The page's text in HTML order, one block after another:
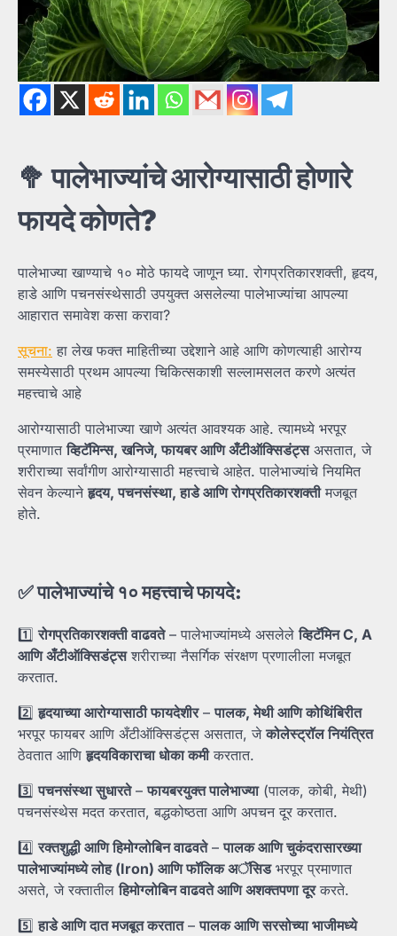
🥦पालेभाज्यांचेआरोग्यासाठीहोणारे
फायदेकोणते?
पालेभाज्या खाण्याचे १० मोठे फायदे जाणून घ्या. रोगप्रतिकारशक्ती, हृदय,
हाडे आणि पचनसंस्थेसाठी उपयुक्त असलेल्या पालेभाज्यांचा आपल्या
आहारात समावेश कसा करावा?
सूचना: हा लेख फक्त माहितीच्या उद्देशाने आहे आणि कोणत्याही आरोग्य
समस्येसाठी प्रथम आपल्या चिकित्सकाशी सल्लामसलत करणे अत्यंत
महत्त्वाचे आहे
आरोग्यासाठी पालेभाज्या खाणे अत्यंत आवश्यक आहे. त्यामध्ये भरपूर
प्रमाणातव्हिटॅमिन्स,खनिजे,फायबरआणिअँटीऑक्सिडंट्सअसतात, जे
शरीराच्या सर्वांगीण आरोग्यासाठी महत्त्वाचे आहेत. पालेभाज्यांचे नियमित
सेवन केल्यानेहृदय,पचनसंस्था,हाडेआणिरोगप्रतिकारशक्तीमजबूत
होते.
✅पालेभाज्यांचे १०महत्त्वाचेफायदे:
1️⃣रोगप्रतिकारशक्तीवाढवते– पालेभाज्यांमध्ये असलेलेव्हिटॅमिन C, A
आणिअँटीऑक्सिडंट्सशरीराच्या नैसर्गिक संरक्षण प्रणालीला मजबूत
करतात.
2️⃣हृदयाच्याआरोग्यासाठीफायदेशीर–पालक,मेथीआणिकोथिंबिरीत
भरपूर फायबर आणि अँटीऑक्सिडंट्स असतात, जेकोलेस्ट्रॉलनियंत्रित
ठेवतात आणिहृदयविकाराचाधोकाकमीकरतात.
3️⃣पचनसंस्थासुधारते–फायबरयुक्तपालेभाज्या(पालक, कोबी, मेथी)
पचनसंस्थेस मदत करतात, बद्धकोष्ठता आणि अपचन दूर करतात.
4️⃣रक्तशुद्धीआणिहिमोग्लोबिनवाढवते–पालकआणिचुकंदरासारख्या
पालेभाज्यांमध्येलोह (Iron) आणिफॉलिकअॅसिडभरपूर प्रमाणात
असते, जे रक्तातीलहिमोग्लोबिनवाढवतेआणिअशक्तपणादूरकरते.
5️⃣हाडेआणिदातमजबूतकरतात–पालकआणिसरसोच्याभाजीमध्ये